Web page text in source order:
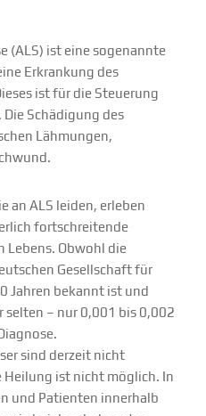
(ALS) ist eine sogenannte
Erkrankung des
ist für die Steuerung
Schädigung des
Lähmungen,
an ALS leiden, erleben
fortschreitende
Lebens. Obwohl die
Gesellschaft für
Jahren bekannt ist und
– nur 0,001 bis 0,002
sind derzeit nicht
Heilung ist nicht möglich. In
und Patienten innerhalb